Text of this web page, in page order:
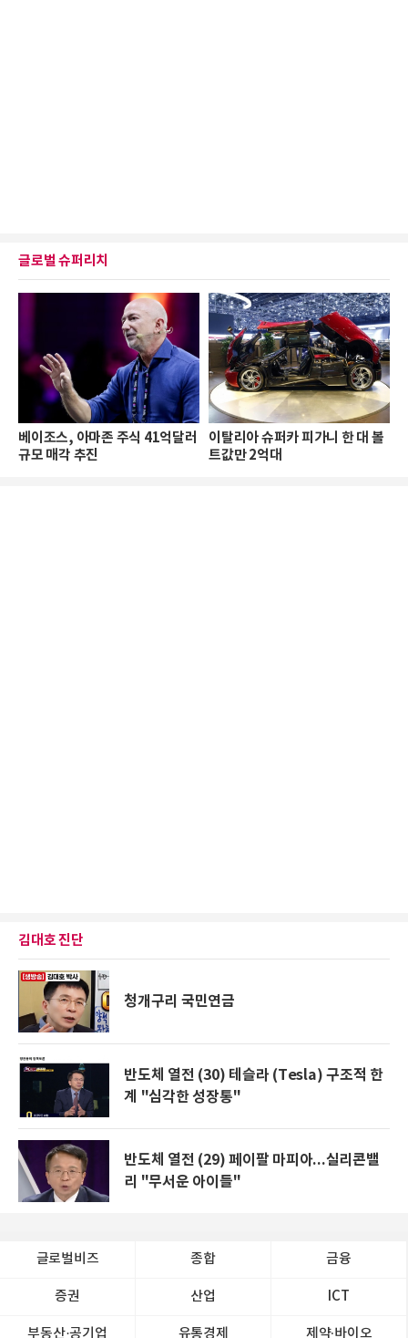
글로벌 슈퍼리치
베이조스, 아마존 주식 41억달러
규모 매각 추진
이탈리아 슈퍼카 피가니 한 대 볼
트값만 2억대
김대호 진단
청개구리 국민연금
반도체 열전 (30) 테슬라 (Tesla) 구조적 한
계 "심각한 성장통"
반도체 열전 (29) 페이팔 마피아...실리콘밸
리 "무서운 아이들"
글로벌비즈 종합 금융
증권 산업 ICT
부동산·공기업 유통경제 제약∙바이오